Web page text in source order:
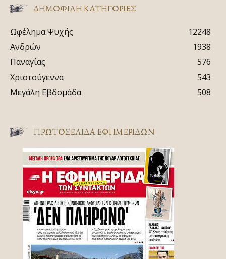
ΔΗΜΟΦΙΛΗ ΚΑΤΗΓΟΡΙΕΣ
Ωφέλημα Ψυχής
12248
Ανδρών
1938
Παναγίας
576
Χριστούγεννα
543
Μεγάλη Εβδομάδα
508
ΠΡΩΤΟΣΈΛΙΔΑ ΕΦΗΜΕΡΊΔΩΝ